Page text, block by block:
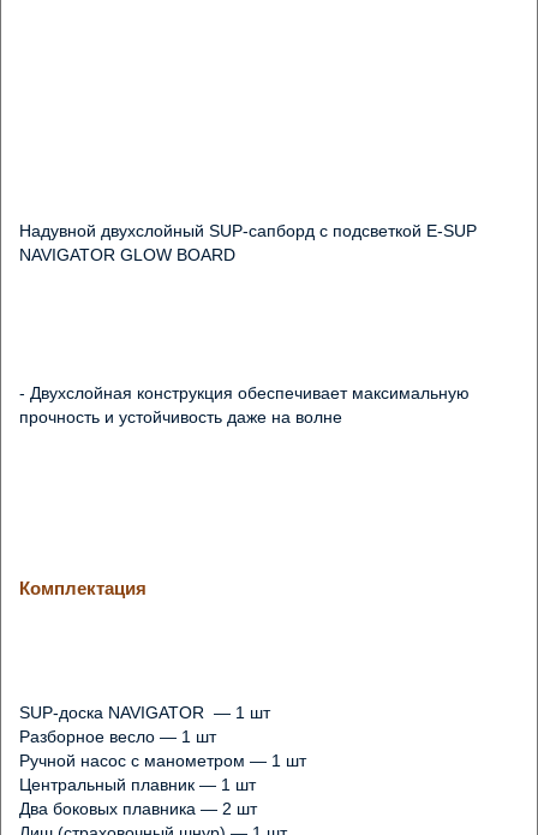
Надувной двухслойный SUP-сапборд с подсветкой E-SUP
NAVIGATOR GLOW BOARD
- Двухслойная конструкция обеспечивает максимальную
прочность и устойчивость даже на волне
яркий фестиваль света для ночных прогулок
- Комплектация включает всё необходимое: разборное весло,
насос, плавники, страховочный шнур и гермочехол для
телефона
Комплектация
SUP-доска NAVIGATOR  — 1 шт
Разборное весло — 1 шт
Ручной насос с манометром — 1 шт
Центральный плавник — 1 шт
Два боковых плавника — 2 шт